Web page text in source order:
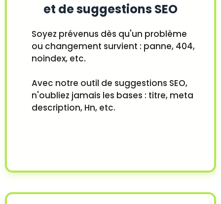
et de suggestions SEO
Soyez prévenus dès qu'un problème
ou changement survient : panne, 404,
noindex, etc.
Avec notre outil de suggestions SEO,
n'oubliez jamais les bases : titre, meta
description, Hn, etc.